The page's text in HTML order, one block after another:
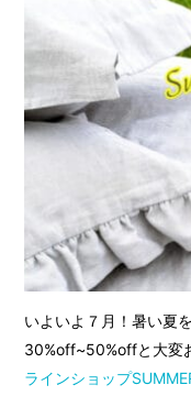
いよいよ７月！暑い夏
30%off~50%offと大変
ラインショップ